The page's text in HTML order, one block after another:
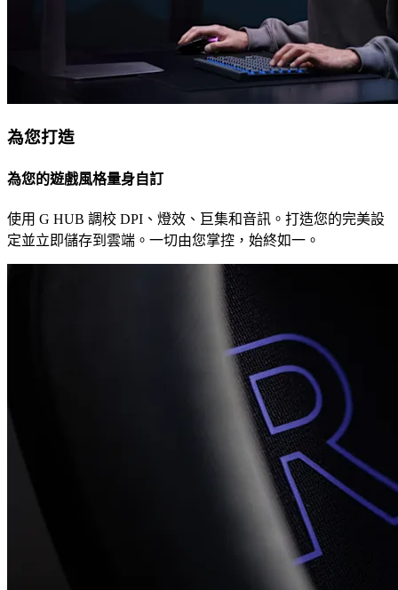
為您打造
為您的遊戲風格量身自訂
使用 G HUB 調校 DPI、燈效、巨集和音訊。打造您的完美設
定並立即儲存到雲端。一切由您掌控，始終如一。